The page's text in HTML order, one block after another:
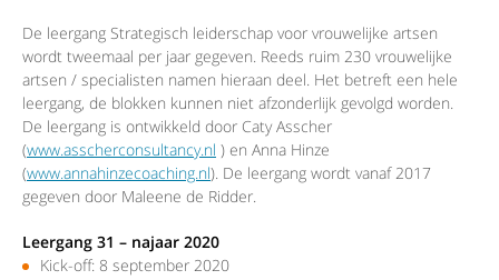
De leergang Strategisch leiderschap voor vrouwelijke artsen
wordt tweemaal per jaar gegeven. Reeds ruim 230 vrouwelijke
artsen / specialisten namen hieraan deel. Het betreft een hele
leergang, de blokken kunnen niet afzonderlijk gevolgd worden.
De leergang is ontwikkeld door Caty Asscher
(www.asscherconsultancy.nl ) en Anna Hinze
(www.annahinzecoaching.nl). De leergang wordt vanaf 2017
gegeven door Maleene de Ridder.
Leergang 31 – najaar 2020
Kick-off: 8 september 2020